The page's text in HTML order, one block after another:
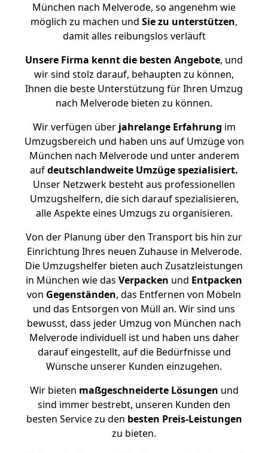
München nach Melverode, so angenehm wie
möglich zu machen und Sie zu unterstützen,
damit alles reibungslos verläuft
Unsere Firma kennt die besten Angebote, und
wir sind stolz darauf, behaupten zu können,
Ihnen die beste Unterstützung für Ihren Umzug
nach Melverode bieten zu können.
Wir verfügen überjahrelange Erfahrung im
Umzugsbereich und haben uns auf Umzüge von
München nach Melverode und unter anderem
aufdeutschlandweite Umzüge spezialisiert.
Unser Netzwerk besteht aus professionellen
Umzugshelfern, die sich darauf spezialisieren,
alle Aspekte eines Umzugs zu organisieren.
Von der Planung über den Transport bis hin zur
Einrichtung Ihres neuen Zuhause in Melverode.
Die Umzugshelfer bieten auch Zusatzleistungen
in München wie das Verpacken und Entpacken
von Gegenständen, das Entfernen von Möbeln
und das Entsorgen von Müll an. Wir sind uns
bewusst, dass jeder Umzug von München nach
Melverode individuell ist und haben uns daher
darauf eingestellt, auf die Bedürfnisse und
Wünsche unserer Kunden einzugehen.
Wir bieten maßgeschneiderte Lösungen und
sind immer bestrebt, unseren Kunden den
besten Service zu den besten Preis-Leistungen
zu bieten.